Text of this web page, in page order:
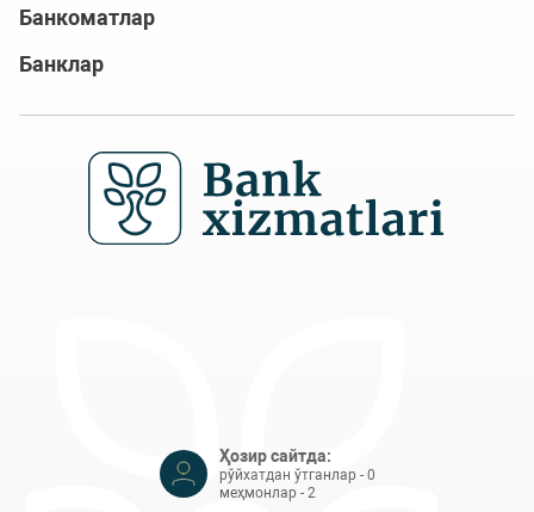
Банкоматлар
Банклар
рўйхатдан ўтганлар - 0
меҳмонлар - 2